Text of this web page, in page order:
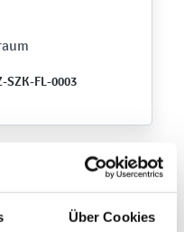
Über Cookies
SZK-FL-0003